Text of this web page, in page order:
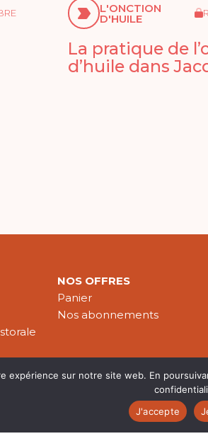
L'ONCTION
D'HUILE
La pratique de
d’huile dans
NOS OFFRES
Panier
Nos abonnements
légales & données personnelles
©
expérience sur notre site web. En
J'accepte